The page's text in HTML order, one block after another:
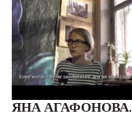
ЯНА АГАФОНОВА.